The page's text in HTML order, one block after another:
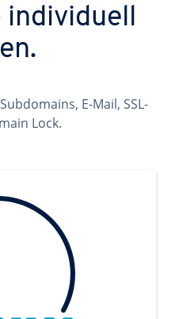
individuell
E-Mail, SSL-
Lock.